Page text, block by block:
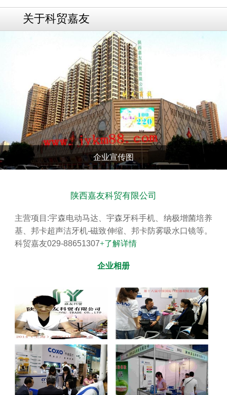
查看更多
关于科贸嘉友
企业宣传图
陕西嘉友科贸有限公司
主营项目:宇森电动马达、宇森牙科手机、纳极增菌培养
基、邦卡超声洁牙机-磁致伸缩、邦卡防雾吸水口镜等。
科贸嘉友029-88651307+了解详情
企业相册